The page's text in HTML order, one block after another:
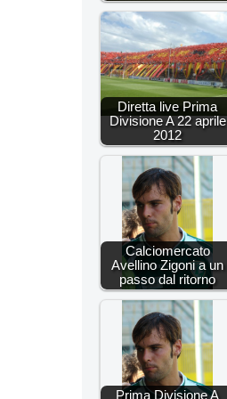
Diretta live Prima
Divisione A 22 aprile
2012
Calciomercato
Avellino Zigoni a un
passo dal ritorno
Prima Divisione A